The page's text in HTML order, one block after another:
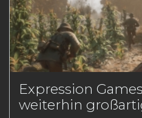
Expression
weiterhin